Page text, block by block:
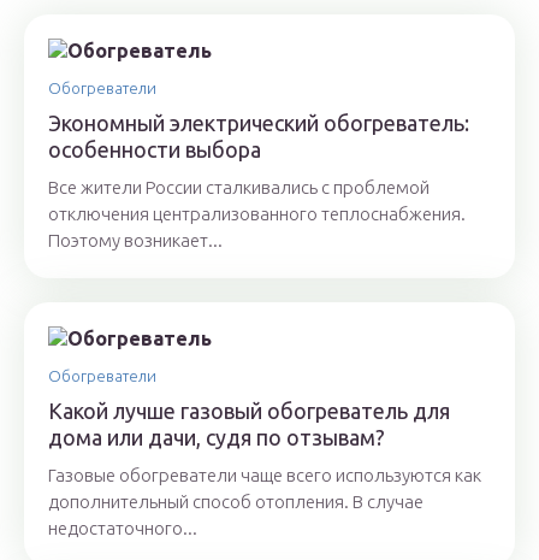
Обогреватели
Экономный электрический обогреватель:
особенности выбора
Все жители России сталкивались с проблемой
отключения централизованного теплоснабжения.
Поэтому возникает...
Обогреватели
Какой лучше газовый обогреватель для
дома или дачи, судя по отзывам?
Газовые обогреватели чаще всего используются как
дополнительный способ отопления. В случае
недостаточного...